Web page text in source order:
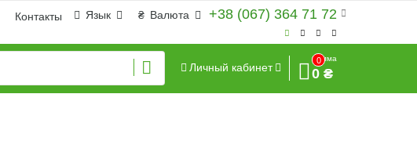
+38 (067) 364 71 72
₴ Валюта
Язык
Контакты
Личный кабинет
0
Сумма
0 ₴